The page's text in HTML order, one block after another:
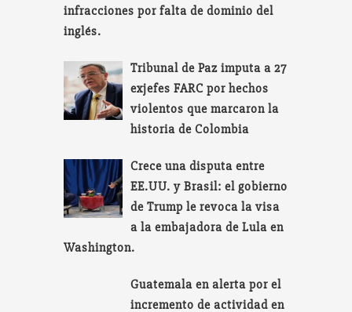
infracciones por falta de dominio del
inglés.
Tribunal de Paz imputa a 27
exjefes FARC por hechos
violentos que marcaron la
historia de Colombia
Crece una disputa entre
EE.UU. y Brasil: el gobierno
de Trump le revoca la visa
a la embajadora de Lula en
Washington.
Guatemala en alerta por el
incremento de actividad en